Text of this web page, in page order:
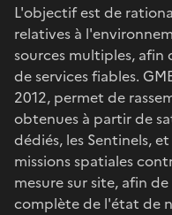
L'objectif est de
relatives à
sources multiples,
de services fiables.
2012, permet de
obtenues à partir de
dédiés, les Sentinels,
missions spatiales
mesure sur site, afin
complète de l'état de